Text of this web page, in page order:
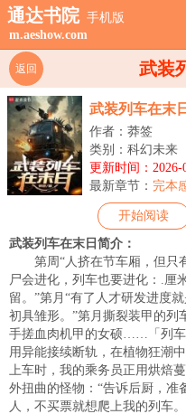
通达书院 手机版
m.aeshow.com
武装
返回
武装列车在末日
作者：莽签
类别：科幻未来
更新时间：2026-
最新章节： 完本
开始阅读
武装列车在末日简介：
第周“人挤在节车厢，但只
尸会进化，列车也要进化：.厘
留。”第月“有了人才研发进度
初具雏形。”第月撕裂装甲的列
手搓血肉机甲的女硕……「列车
用异能接续断轨，在植物狂潮
上车时，我的乘务员正用烘焙
外扭曲的怪物：“告诉后厨，准
人，不买票就想爬上我的列车